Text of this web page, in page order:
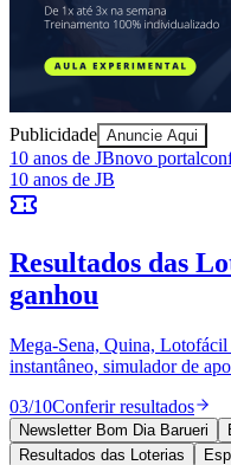
Sport
Publicidade Anuncie Aqui
10 anos de JBnovo portal
10 anos de JB
Resultados das
ganhou
Mega-Sena, Quina,
instantâneo, simulador de
03/10Conferir resultados
Newsletter Bom Dia Barueri
Resultados das Loterias